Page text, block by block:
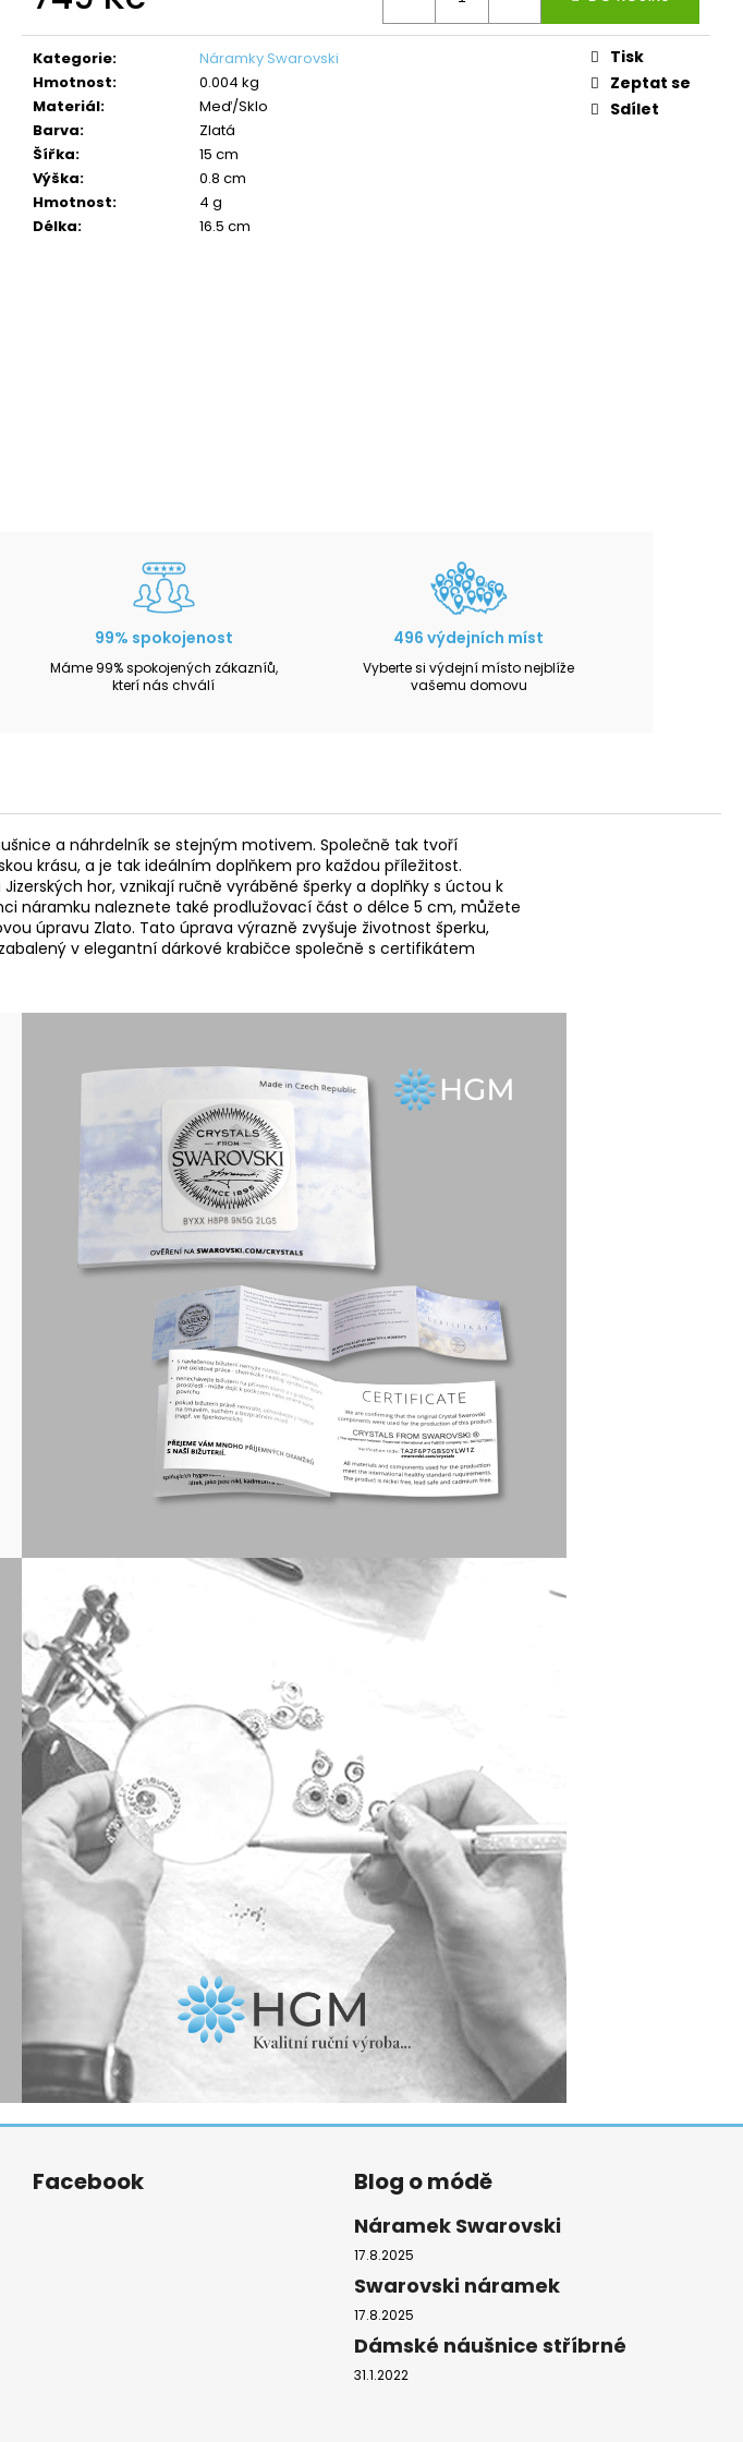
cena:
Kategorie:
Náramky Swarovski
Hmotnost:
0.004 kg
Materiál:
Meď/Sklo
Barva:
Zlatá
Šířka:
15 cm
Výška:
0.8 cm
Hmotnost:
4 g
Délka: 16.5 cm
Tisk
Zeptat se
Sdílet
99% spokojenost
Máme 99% spokojených zákazníů,
kterí nás chválí
496 výdejních míst
Vyberte si výdejní místo nejblíže
vašemu domovu
a náhrdelník se stejným motivem. Společně tak tvoří
krásu, a je tak ideálním doplňkem pro každou příležitost.
hor, vznikají ručně vyráběné šperky a doplňky s úctou k
náramku naleznete také prodlužovací část o délce 5 cm, můžete
úpravu Zlato. Tato úprava výrazně zvyšuje životnost šperku,
v elegantní dárkové krabičce společně s certifikátem
NÁHRDELNÍK ANDĚL ŠTĚSTÍ LIGHT
Původně:699 Kč
Facebook Blog o módě
Náramek Swarovski
17.8.2025
Swarovski náramek
17.8.2025
Dámské náušnice stříbrné
31.1.2022